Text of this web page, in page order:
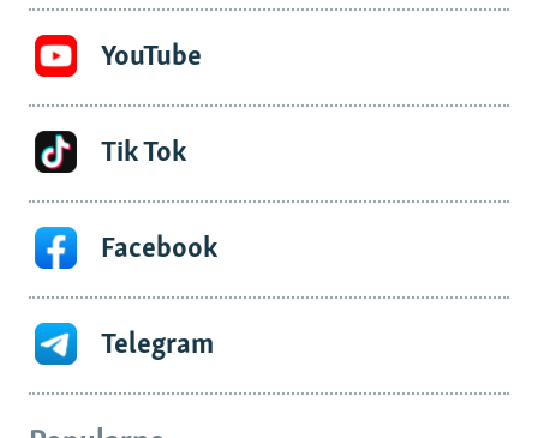
YouTube
Tik Tok
Facebook
Telegram